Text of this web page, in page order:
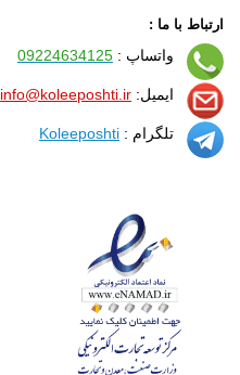
ارتباط با ما :
واتساپ : 09224634125
ایمیل: info@koleeposhti.ir
تلگرام : Koleeposhti